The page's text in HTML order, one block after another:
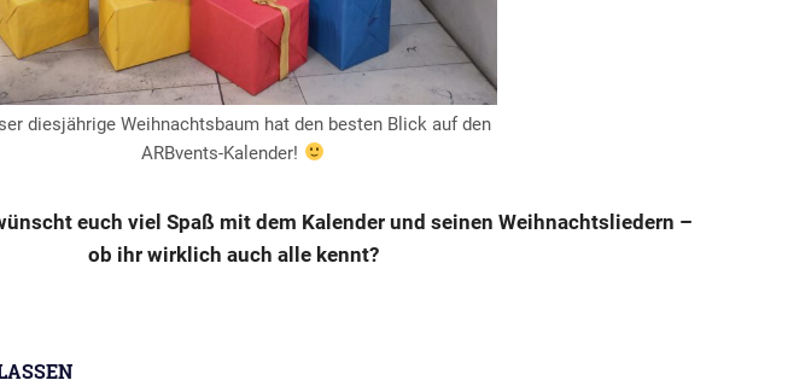
diesjährige Weihnachtsbaum hat den besten Blick auf den
ARBvents-Kalender!
euch viel Spaß mit dem Kalender und seinen Weihnachtsliedern –
ob ihr wirklich auch alle kennt?